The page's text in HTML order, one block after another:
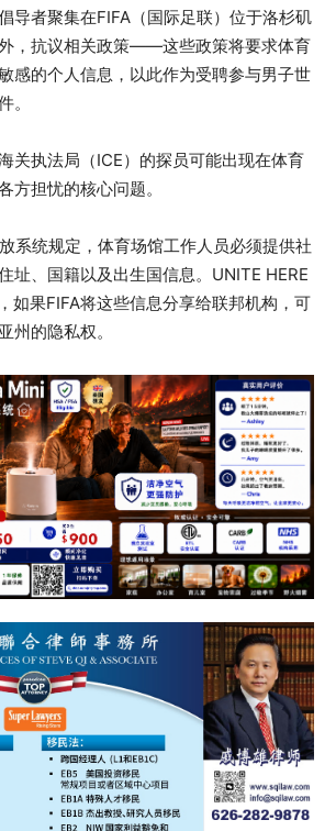
导者聚集在FIFA（国际足联）位于洛杉矶
，抗议相关政策——这些政策将要求体育
感的个人信息，以此作为受聘参与男子世
。
关执法局（ICE）的探员可能出现在体育
方担忧的核心问题。
系统规定，体育场馆工作人员必须提供社
址、国籍以及出生国信息。UNITE HERE
如果FIFA将这些信息分享给联邦机构，可
州的隐私权。